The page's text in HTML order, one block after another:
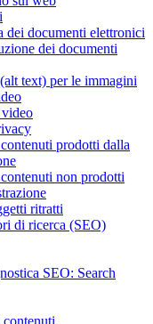
dei documenti elettronici
dei documenti
text) per le immagini
prodotti dalla
non prodotti
ritratti
di ricerca (SEO)
SEO: Search